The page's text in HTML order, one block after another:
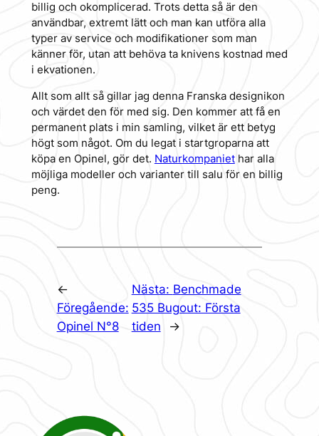
billig och okomplicerad. Trots detta så är den
användbar, extremt lätt och man kan utföra alla
typer av service och modifikationer som man
känner för, utan att behöva ta knivens kostnad med
i ekvationen.
Allt som allt så gillar jag denna Franska designikon
och värdet den för med sig. Den kommer att få en
permanent plats i min samling, vilket är ett betyg
högt som något. Om du legat i startgroparna att
köpa en Opinel, gör det. Naturkompaniethar alla
möjliga modeller och varianter till salu för en billig
peng.
←
Föregående:
Opinel N°8
Nästa: Benchmade
535 Bugout: Första
tiden
→